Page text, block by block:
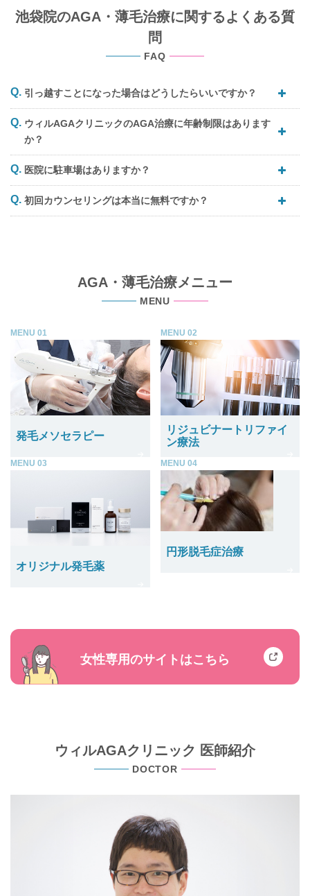
池袋院のAGA・薄毛治療に関するよくある質
問
FAQ
引っ越すことになった場合はどうしたらいいですか？
ウィルAGAクリニックのAGA治療に年齢制限はあります
か？
医院に駐車場はありますか？
初回カウンセリングは本当に無料ですか？
AGA・薄毛治療メニュー
MENU
MENU 01
発毛メソセラピー
MENU 02
リジュビナートリファイ
ン療法
MENU 03
オリジナル発毛薬
MENU 04
円形脱毛症治療
女性専用のサイトはこちら
ウィルAGAクリニック 医師紹介
DOCTOR